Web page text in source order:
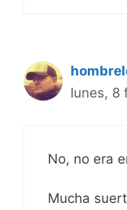
lunes, 8
No, no era
Mucha